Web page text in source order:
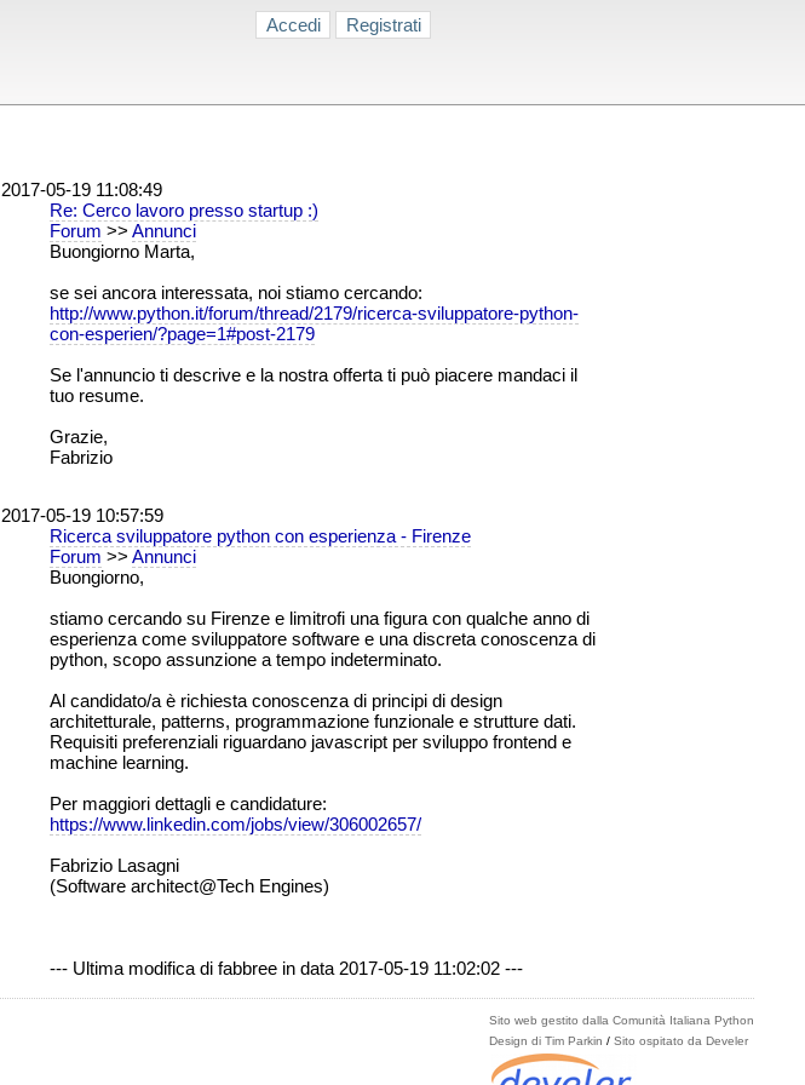
Accedi Registrati
2017-05-19 11:08:49
Re: Cerco lavoro presso startup :)
Forum >> Annunci
Buongiorno Marta,
se sei ancora interessata, noi stiamo cercando:
http://www.python.it/forum/thread/2179/ricerca-sviluppatore-python-
con-esperien/?page=1#post-2179
Se l'annuncio ti descrive e la nostra offerta ti può piacere mandaci il
tuo resume.
Grazie,
Fabrizio
2017-05-19 10:57:59
Ricerca sviluppatore python con esperienza - Firenze
Forum >> Annunci
Buongiorno,
stiamo cercando su Firenze e limitrofi una figura con qualche anno di
esperienza come sviluppatore software e una discreta conoscenza di
python, scopo assunzione a tempo indeterminato.
Al candidato/a è richiesta conoscenza di principi di design
architetturale, patterns, programmazione funzionale e strutture dati.
Requisiti preferenziali riguardano javascript per sviluppo frontend e
machine learning.
Per maggiori dettagli e candidature:
https://www.linkedin.com/jobs/view/306002657/
Fabrizio Lasagni
(Software architect@Tech Engines)
--- Ultima modifica di fabbree in data 2017-05-19 11:02:02 ---
Sito web gestito dalla Comunità Italiana Python
Design di Tim Parkin /Sito ospitato da Develer